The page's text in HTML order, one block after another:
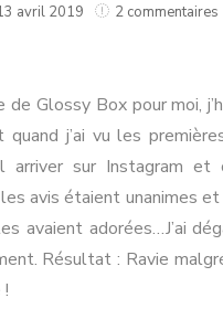
avril 2019 2 commentaires
de Glossy Box pour moi,
j’ai vu les
arriver sur Instagram
avis étaient unanimes
avaient adorées…J’ai
Résultat : Ravie